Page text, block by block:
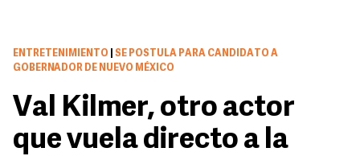
ENTRETENIMIENTO
SE POSTULA PARA CANDIDATO A
GOBERNADOR DE NUEVO MÉXICO
Val Kilmer, otro actor
que vuela directo a la